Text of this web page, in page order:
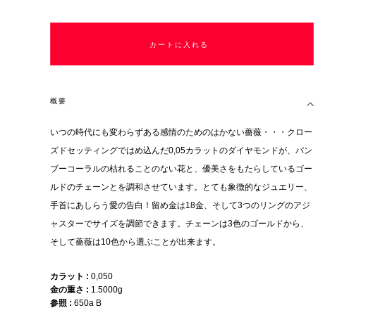
カートに入れる
概要
いつの時代にも変わらずある感情のためのはかない薔薇・・・クロー
ズドセッティングではめ込んだ0,05カラットのダイヤモンドが、バン
ブーコーラルの枯れることのない花と、優美さをもたらしているゴー
ルドのチェーンとを調和させています。とても象徴的なジュエリー、
手首にあしらう愛の告白！留め金は18金、そして3つのリングのアジ
ャスターでサイズを調節できます。チェーンは3色のゴールドから、
そして薔薇は10色から選ぶことが出来ます。
カラット
0,050
金の重さ
1.5000g
参照
650a B